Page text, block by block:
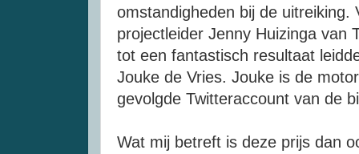
omstandigheden bij de uitreiking.
projectleider Jenny Huizinga van
tot een fantastisch resultaat
Jouke de Vries. Jouke is de
gevolgde Twitteraccount van de
Wat mij betreft is deze prijs dan